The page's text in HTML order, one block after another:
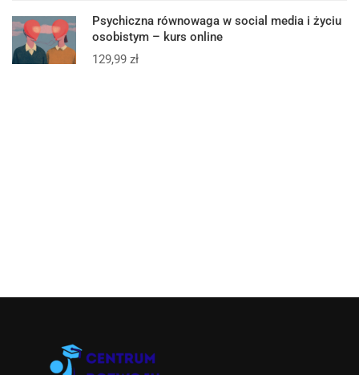
Psychiczna równowaga w social media i życiu
osobistym – kurs online
129,99 zł